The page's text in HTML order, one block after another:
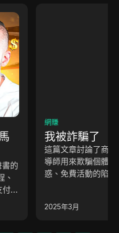
各個方面，特別專注於假
的誘
操控技術、誇大的聲稱，
強調了真實